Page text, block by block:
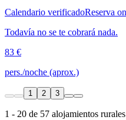
Calendario verificadoReserva
Todavía no se te cobrará nada.
83 €
pers./noche (aprox.)
1 2 3
1 - 20 de 57 alojamientos rurales